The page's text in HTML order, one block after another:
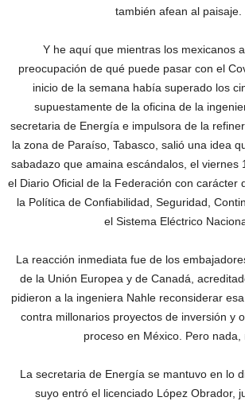
también afean al paisaje.
Y he aquí que mientras los mexicanos
preocupación de qué puede pasar con el
inicio de la semana había superado los
supuestamente de la oficina de la
secretaria de Energía e impulsora de la
la zona de Paraíso, Tabasco, salió una idea
sabadazo que amaina escándalos, el viernes
el Diario Oficial de la Federación con carácter
la Política de Confiabilidad, Seguridad,
el Sistema Eléctrico
La reacción inmediata fue de los
de la Unión Europea y de Canadá,
pidieron a la ingeniera Nahle reconsiderar
contra millonarios proyectos de inversión y
proceso en México. Pero nada,
La secretaria de Energía se mantuvo en lo
suyo entró el licenciado López Obrador,